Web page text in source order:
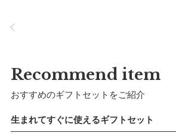
・ご注文内容に確認すべき内容がある場合
Recommend item
おすすめのギフトセットをご紹介
生まれてすぐに使えるギフトセット